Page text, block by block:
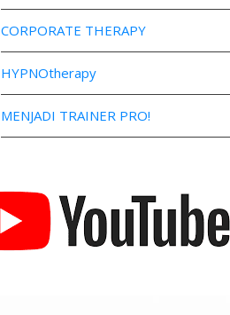
CORPORATE THERAPY
HYPNOtherapy
MENJADI TRAINER PRO!